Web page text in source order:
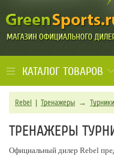
КАТАЛОГ ТОВАРОВ
Rebel | Тренажеры → Турники
ТРЕНАЖЕРЫ
Официальный дилер Rebel